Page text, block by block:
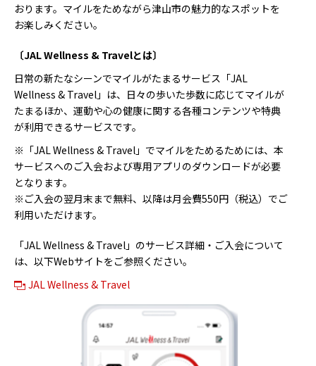
おります。マイルをためながら津山市の魅力的なスポットを
お楽しみください。
〔JAL Wellness & Travelとは〕
日常の新たなシーンでマイルがたまるサービス「JAL
Wellness & Travel」は、日々の歩いた歩数に応じてマイルが
たまるほか、運動や心の健康に関する各種コンテンツや特典
が利用できるサービスです。
※「JAL Wellness & Travel」でマイルをためるためには、本
サービスへのご入会および専用アプリのダウンロードが必要
となります。
※ご入会の翌月末まで無料、以降は月会費550円（税込）でご
利用いただけます。
「JAL Wellness & Travel」のサービス詳細・ご入会について
は、以下Webサイトをご参照ください。
JAL Wellness & Travel